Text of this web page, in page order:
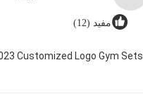
مفید (12)
Customized Logo Gym Sets